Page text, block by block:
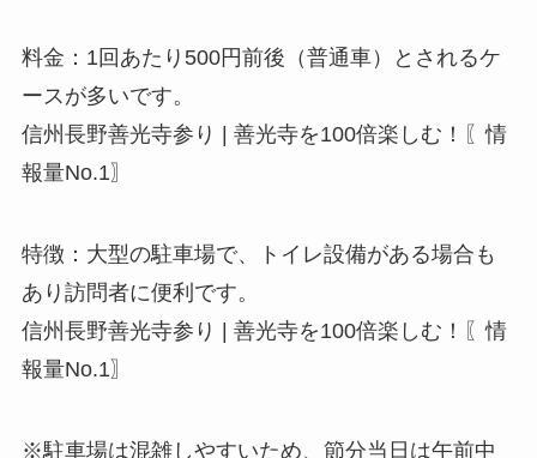
料金：1回あたり500円前後（普通車）とされるケ
ースが多いです。
信州長野善光寺参り | 善光寺を100倍楽しむ！〖情
報量No.1〗
特徴：大型の駐車場で、トイレ設備がある場合も
あり訪問者に便利です。
信州長野善光寺参り | 善光寺を100倍楽しむ！〖情
報量No.1〗
※駐車場は混雑しやすいため、節分当日は午前中